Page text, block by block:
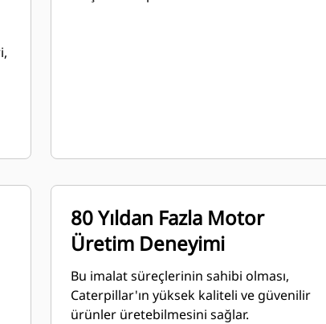
80 Yıldan Fazla Motor
Üretim Deneyimi
Bu imalat süreçlerinin sahibi olması,
Caterpillar'ın yüksek kaliteli ve güvenilir
ürünler üretebilmesini sağlar.